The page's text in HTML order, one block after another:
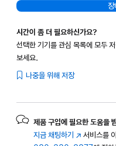
장
시간이 좀 더 필요하신가요?
선택한 기기를 관심 목록에 모두
보세요.
나중을 위해 저장
제품 구입에 필요한 도움을
지금 채팅하기 (새 서비스를